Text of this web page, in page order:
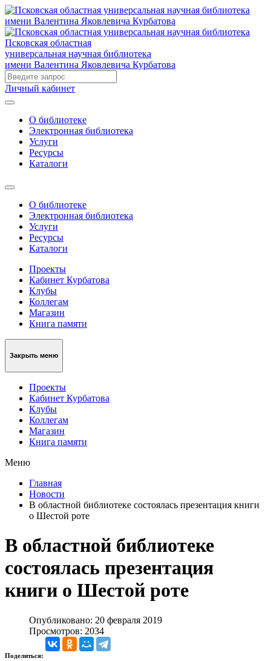
Псковская областная
универсальная научная библиотека
имени Валентина Яковлевича Курбатова
Личный кабинет
О библиотеке
Электронная библиотека
Услуги
Ресурсы
Каталоги
О библиотеке
Электронная библиотека
Услуги
Ресурсы
Каталоги
Проекты
Кабинет Курбатова
Клубы
Коллегам
Магазин
Книга памяти
Закрыть меню
Проекты
Кабинет Курбатова
Клубы
Коллегам
Магазин
Книга памяти
Меню
Главная
Новости
В областной библиотеке состоялась презентация книги
о Шестой роте
В областной библиотеке
состоялась презентация
книги о Шестой роте
Опубликовано: 20 февраля 2019
Просмотров: 2034
Поделиться: